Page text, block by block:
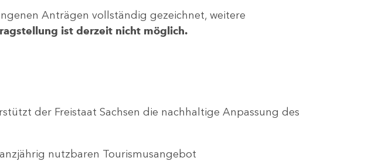
Anträgen vollständig gezeichnet, weitere
ist derzeit nicht möglich.
der Freistaat Sachsen die nachhaltige Anpassung des
nutzbaren Tourismusangebot